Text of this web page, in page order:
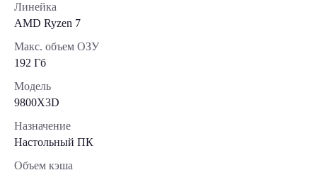
Линейка
AMD Ryzen 7
Макс. объем ОЗУ
192 Гб
Модель
9800X3D
Назначение
Настольный ПК
Объем кэша